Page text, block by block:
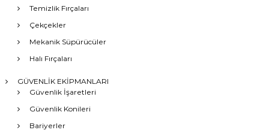
Temizlik Fırçaları
Çekçekler
Mekanik Süpürücüler
Halı Fırçaları
GÜVENLİK EKİPMANLARI
Güvenlik İşaretleri
Güvenlik Konileri
Bariyerler